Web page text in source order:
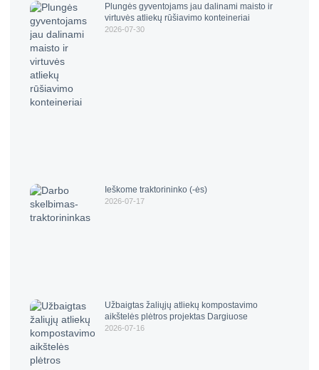
Plungės gyventojams jau dalinami maisto ir
virtuvės atliekų rūšiavimo konteineriai
2026-07-30
Ieškome traktorininko (-ės)
2026-07-17
Užbaigtas žaliųjų atliekų kompostavimo
aikštelės plėtros projektas Dargiuose
2026-07-16